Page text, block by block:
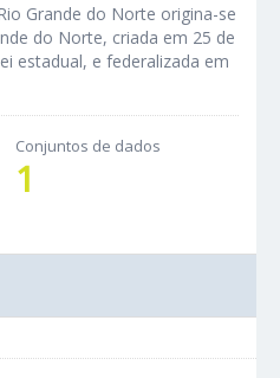
Grande do Norte origina-se
do Norte, criada em 25 de
estadual, e federalizada em
Conjuntos de dados
1